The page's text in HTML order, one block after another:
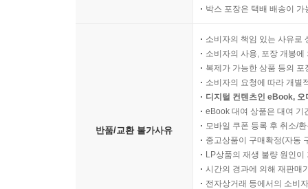
박스 포장은 택배 배송이
반품/교환 불가사유
소비자의 책임 있는 사유로
소비자의 사용, 포장 개봉
복제가 가능한 상품 등의
소비자의 요청에 따라 개별
디지털 컨텐츠인 eBook,
eBook 대여 상품은 대여 기
모바일 쿠폰 등록 후 취소/
중고상품이 구매확정(자동
LP상품의 재생 불량 원인
시간의 경과에 의해 재판매
전자상거래 등에서의 소비